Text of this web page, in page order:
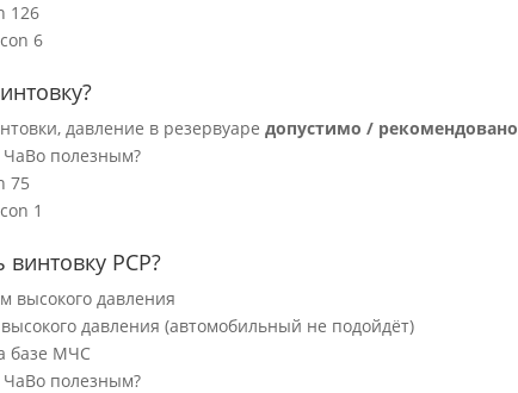
126
6
давление в резервуаредопустимо / рекомендовано
ЧаВо полезным?
75
1
PCP?
высокого давления
давления (автомобильный не подойдёт)
базе МЧС
ЧаВо полезным?